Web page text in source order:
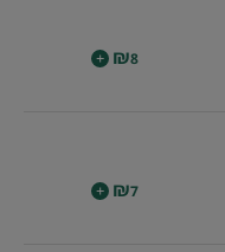
₪8
+
₪7
+